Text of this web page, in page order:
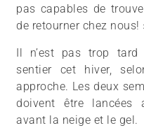
pas capables de
de retourner chez nous!
Il n’est pas trop tard
sentier cet hiver,
approche. Les deux
doivent être lancées
avant la neige et le gel.